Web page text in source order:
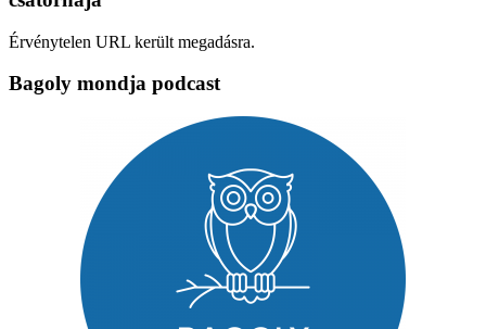
Érvénytelen URL került megadásra.
Bagoly mondja podcast